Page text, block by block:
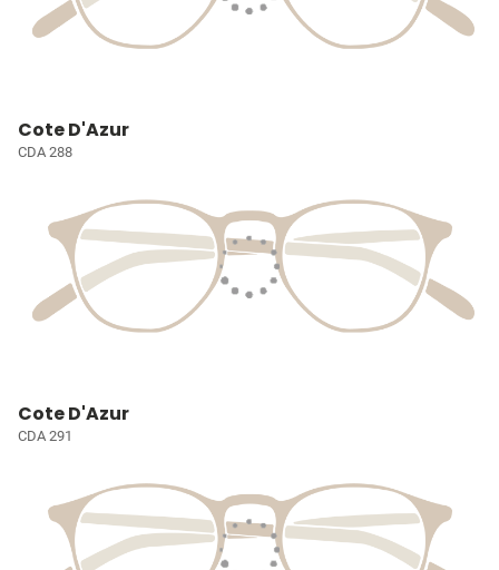
Cote D'Azur
CDA 288
Cote D'Azur
CDA 291